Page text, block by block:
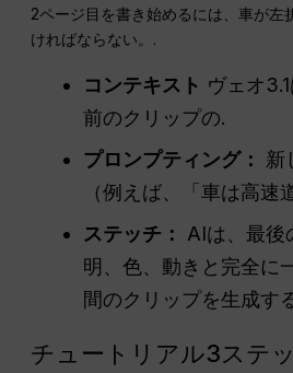
2ページ目を書き始めるには、車が左
ければならない。.
コンテキスト ヴェオ
前のクリップの.
プロンプティング：
新
（例えば、「車は高速
ステッチ：
AIは、最後
明、色、動きと完全に
間のクリップを生成す
チュートリアル3ステ